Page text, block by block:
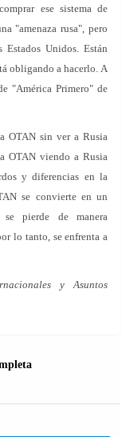
ese sistema de
"amenaza rusa", pero
Unidos. Están
obligando a hacerlo. A
"América Primero" de
OTAN sin ver a Rusia
OTAN viendo a Rusia
y diferencias en la
se convierte en un
pierde de manera
lo tanto, se enfrenta a
y Asuntos